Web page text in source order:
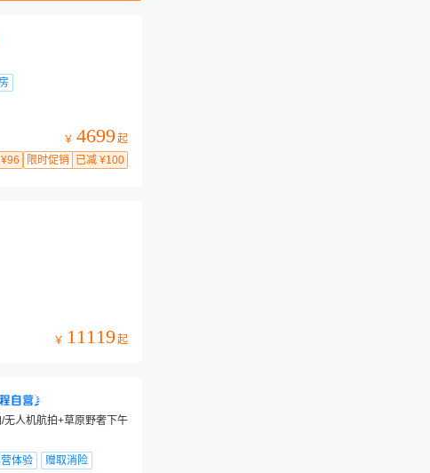
￥ 4699 起
限时促销 已减 ¥100
￥ 11119 起
人机航拍+草原野奢下午
体验
赠取消险